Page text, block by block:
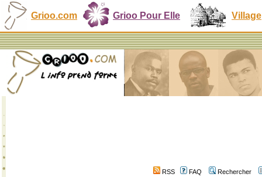
Grioo.com Grioo Pour Elle Village
RSS FAQ
Rechercher